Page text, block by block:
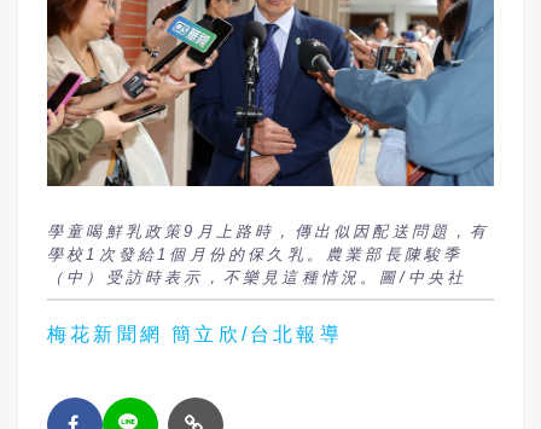
學童喝鮮乳政策9月上路時，傳出似因配送問題，有
學校1次發給1個月份的保久乳。農業部長陳駿季
（中）受訪時表示，不樂見這種情況。圖/中央社
梅花新聞網 簡立欣/台北報導